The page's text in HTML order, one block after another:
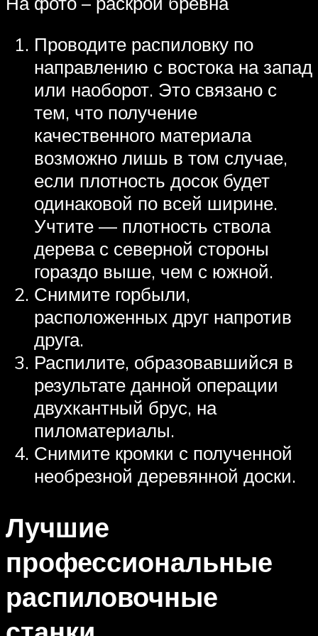
Проводите распиловку по
направлению с востока на запад
или наоборот. Это связано с
тем, что получение
качественного материала
возможно лишь в том случае,
если плотность досок будет
одинаковой по всей ширине.
Учтите — плотность ствола
дерева с северной стороны
гораздо выше, чем с южной.
Снимите горбыли,
расположенных друг напротив
друга.
Распилите, образовавшийся в
результате данной операции
двухкантный брус, на
пиломатериалы.
Снимите кромки с полученной
необрезной деревянной доски.
Лучшие
профессиональные
распиловочные